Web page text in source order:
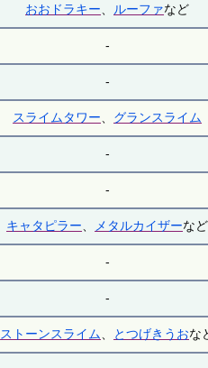
おおドラキー、 ルーファなど
-
-
スライムタワー、 グランスライム
-
-
キャタピラー、 メタルカイザーなど
-
-
ストーンスライム、 とつげきうおな